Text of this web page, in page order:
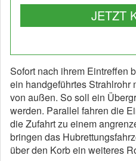
JETZT
Sofort nach ihrem Eintreffen
ein handgeführtes Strahlrohr
von außen. So soll ein
werden. Parallel fahren die
die Zufahrt zu einem
bringen das
über den Korb ein weiteres